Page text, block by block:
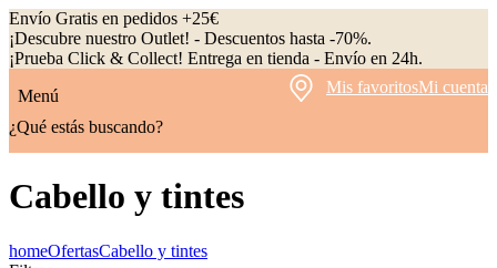
Envío Gratis en pedidos +25€
¡Descubre nuestro Outlet! - Descuentos hasta -70%.
¡Prueba Click & Collect! Entrega en tienda - Envío en 24h.
Menú
Mis favoritosMi cuenta
¿Qué estás buscando?
Cabello y tintes
homeOfertasCabello y tintes